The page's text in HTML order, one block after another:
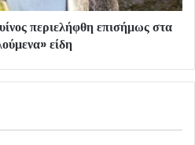
περιελήφθη επισήμως στα
είδη